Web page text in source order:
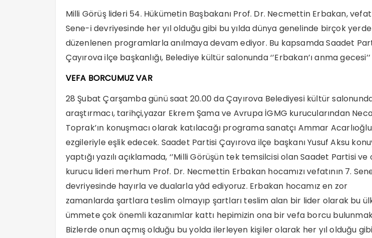
Milli Görüş lideri 54. Hükümetin Başbakanı Prof. Dr. Necmettin Erbakan,
Sene-i devriyesinde her yıl olduğu gibi bu yılda dünya genelinde birçok yerde
düzenlenen programlarla anılmaya devam ediyor. Bu kapsamda Saadet
Çayırova ilçe başkanlığı, Belediye kültür salonunda ‘’Erbakan’ı anma
VEFA BORCUMUZ VAR
28 Şubat Çarşamba günü saat 20.00 da Çayırova Belediyesi kültür
araştırmacı, tarihçi,yazar Ekrem Şama ve Avrupa İGMG kurucularından
Toprak’ın konuşmacı olarak katılacağı programa sanatçı Ammar
ezgileriyle eşlik edecek. Saadet Partisi Çayırova ilçe başkanı Yusuf Aksu
yaptığı yazılı açıklamada, ‘’Milli Görüşün tek temsilcisi olan Saadet Partisi ve
kurucu lideri merhum Prof. Dr. Necmettin Erbakan hocamızı vefatının 7.
devriyesinde hayırla ve dualarla yâd ediyoruz. Erbakan hocamız en zor
zamanlarda şartlara teslim olmayıp şartları teslim alan bir lider olarak bu
ümmete çok önemli kazanımlar kattı hepimizin ona bir vefa borcu
Bizlerde onun açmış olduğu bu yolda ilerleyen kişiler olarak her yıl olduğu